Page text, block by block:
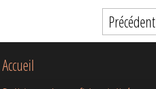
Précédent
Accueil